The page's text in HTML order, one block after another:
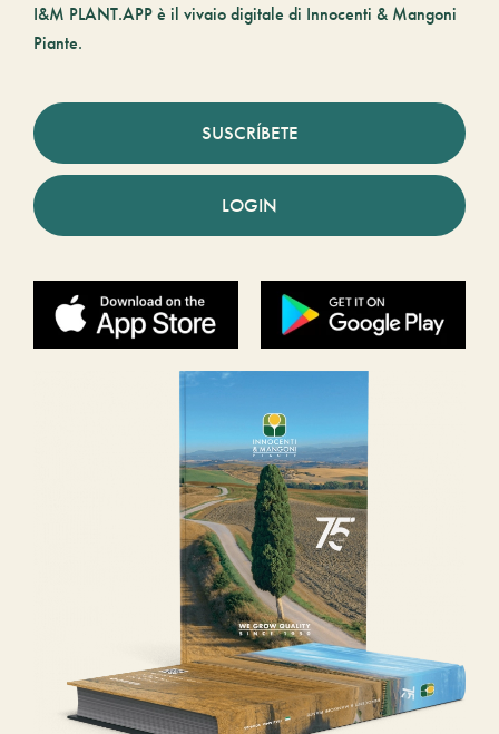
I&M PLANT.APP è il vivaio digitale di Innocenti & Mangoni
Piante.
SUSCRÍBETE
LOGIN